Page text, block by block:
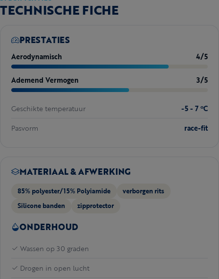
TECHNISCHE FICHE
PRESTATIES
Aerodynamisch 4/5
Ademend Vermogen 3/5
Geschikte temperatuur
-5 - 7 ºC
Pasvorm
race-fit
MATERIAAL & AFWERKING
85% polyester/15% Polyiamide
verborgen rits
Silicone banden
zipprotector
ONDERHOUD
Wassen op 30 graden
Drogen in open lucht